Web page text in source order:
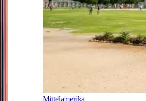
Mittelamerika